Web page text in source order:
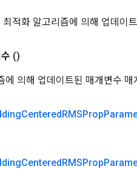
적화 알고리즘에 의해 업데이
()
의해 업데이트된 매개변수 매
CenteredRMSProp
CenteredRMSProp